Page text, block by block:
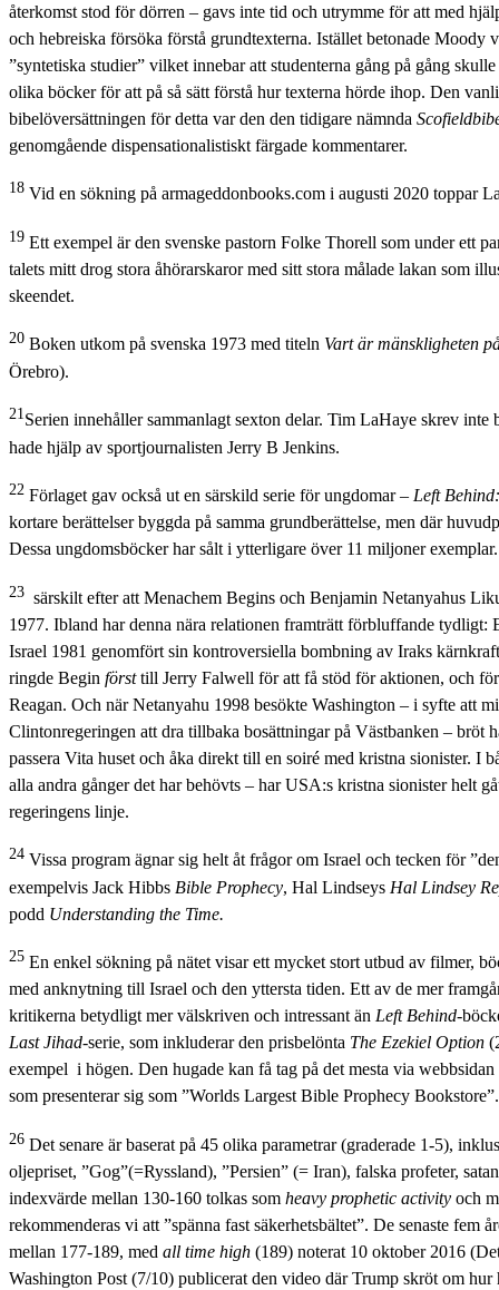
återkomst stod för dörren – gavs inte tid och utrymme för att med
och hebreiska försöka förstå grundtexterna. Istället betonade Moody
”syntetiska studier” vilket innebar att studenterna gång på gång
olika böcker för att på så sätt förstå hur texterna hörde ihop. Den
bibelöversättningen för detta var den den tidigare nämnda
genomgående dispensationalistiskt färgade kommentarer.
18 Vid en sökning på armageddonbooks.com i augusti 2020 toppar
19 Ett exempel är den svenske pastorn Folke Thorell som under ett
talets mitt drog stora åhörarskaror med sitt stora målade lakan som
skeendet.
20 Boken utkom på svenska 1973 med titeln Vart är mänskligheten
Örebro).
21Serien innehåller sammanlagt sexton delar. Tim LaHaye skrev inte
hade hjälp av sportjournalisten Jerry B Jenkins.
22 Förlaget gav också ut en särskild serie för ungdomar – Left
kortare berättelser byggda på samma grundberättelse, men där
Dessa ungdomsböcker har sålt i ytterligare över 11 miljoner exemplar.
23 särskilt efter att Menachem Begins och Benjamin Netanyahus
1977. Ibland har denna nära relationen framträtt förbluffande tydligt:
Israel 1981 genomfört sin kontroversiella bombning av Iraks
ringde Begin försttill Jerry Falwell för att få stöd för aktionen, och
Reagan. Och när Netanyahu 1998 besökte Washington – i syfte att
Clintonregeringen att dra tillbaka bosättningar på Västbanken – bröt
passera Vita huset och åka direkt till en soiré med kristna sionister. I
alla andra gånger det har behövts – har USA:s kristna sionister helt
regeringens linje.
24 Vissa program ägnar sig helt åt frågor om Israel och tecken för
exempelvis Jack Hibbs Bible Prophecy, Hal Lindseys Hal Lindsey
podd Understanding the Time.
25 En enkel sökning på nätet visar ett mycket stort utbud av filmer,
med anknytning till Israel och den yttersta tiden. Ett av de mer
kritikerna betydligt mer välskriven och intressant än Left Behind-
Last Jihad-serie, som inkluderar den prisbelönta The Ezekiel Option
exempel i högen. Den hugade kan få tag på det mesta via webbsidan
som presenterar sig som ”Worlds Largest Bible Prophecy Bookstore”.
26 Det senare är baserat på 45 olika parametrar (graderade 1-5),
oljepriset, ”Gog”(=Ryssland), ”Persien” (= Iran), falska profeter,
indexvärde mellan 130-160 tolkas som heavy prophetic activity och
rekommenderas vi att ”spänna fast säkerhetsbältet”. De senaste fem
mellan 177-189, med all time high (189) noterat 10 oktober 2016
Washington Post (7/10) publicerat den video där Trump skröt om hur